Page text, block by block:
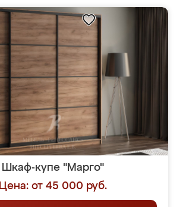
Шкаф-купе "Марго"
Цена: от 45 000 руб.